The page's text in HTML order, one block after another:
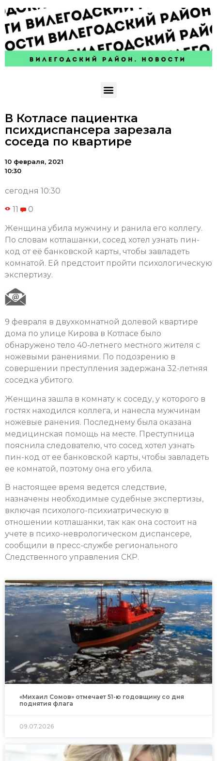
В Котласе пациентка
психдиспансера зарезала
соседа по квартире
10 февраля, 2021
10:30
сегодня 10:30
11 0
Женщина убила мужчину и ранила его коллегу.
По словам котлашанки, сосед хотел узнать пин-
код от её банковской карты, чтобы завладеть
комнатой. Ей предстоит пройти психологическую
экспертизу.
9 февраля в двухкомнатной долевой квартире
дома по улице Кирова в Котласе было
обнаружено тело 40-летнего местного жителя с
ножевыми ранениями. По подозрению в
совершении преступления задержана 32-летняя
соседка убитого.
Женщина зашла в комнату к соседу, у которого в
гостях находился коллега, и нанесла мужчинам
ножевые ранения. Последнему была оказана
медицинская помощь на месте. Преступница
пояснила следователю, что сосед хотел узнать
пин-код от ее банковской карты, чтобы завладеть
ее комнатой, поэтому она его убила.
В настоящее время ведется следствие,
назначены необходимые судебные экспертизы,
включая психолого-психиатрическую в
отношении котлашанки, так как она состоит на
учете в психо-неврологическом диспансере,
сообщили в пресс-службе регионального
Следственного управления СКР.
«Михаил Сомов» отмечает 51-ю годовщину со дня
поднятия флага
09.07.2026